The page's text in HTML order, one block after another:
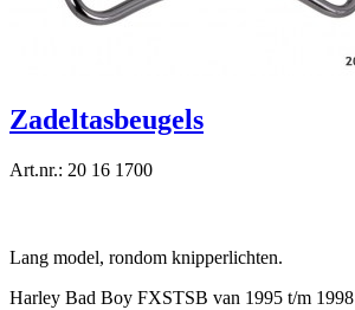
Zadeltasbeugels
Art.nr.: 20 16 1700
Lang model, rondom knipperlichten.
Harley Bad Boy FXSTSB van 1995 t/m 1998